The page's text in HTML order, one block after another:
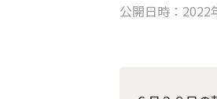
公開日時：2022